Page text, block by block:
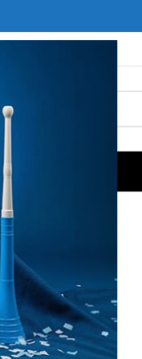
MINERÍA